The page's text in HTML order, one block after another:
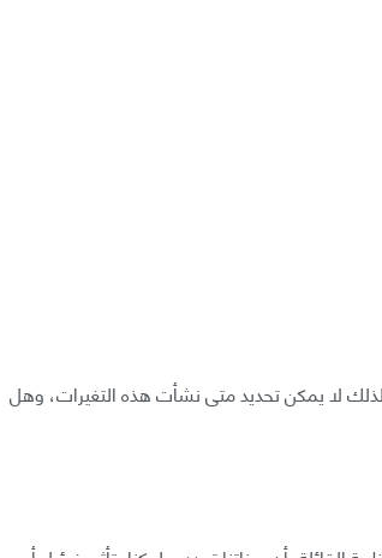
لا يمكن تحديد متى نشأت هذه التغيرات، وهل